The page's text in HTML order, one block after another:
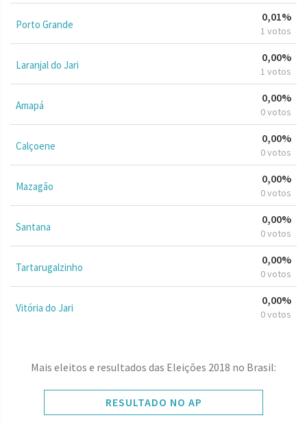
Porto Grande
0,01%
1 votos
Laranjal do Jari
0,00%
1 votos
Amapá
0,00%
0 votos
Calçoene
0,00%
0 votos
Mazagão
0,00%
0 votos
Santana
0,00%
0 votos
Tartarugalzinho
0,00%
0 votos
Vitória do Jari
0,00%
0 votos
Mais eleitos e resultados das Eleições 2018 no Brasil:
RESULTADO NO AP